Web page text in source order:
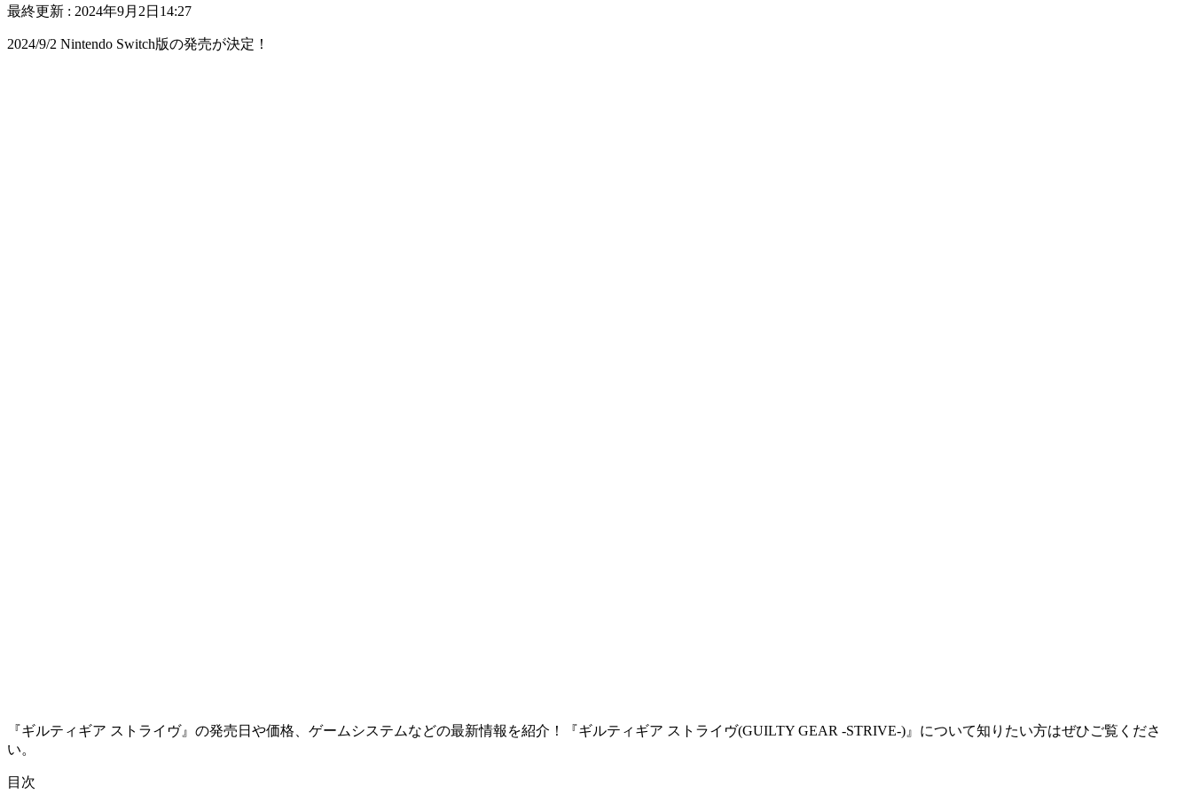
最終更新 : 2024年9月2日14:27
2024/9/2 Nintendo Switch版の発売が決定！
『ギルティギア ストライヴ』の発売日や価格、ゲームシステムなどの最新情報を紹介！『ギルティギア ストライヴ(GUILTY GEAR -STRIVE-)』について知りたい方はぜひご覧くださ
い。
目次